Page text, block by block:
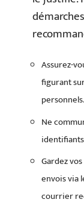
Assurez-
figurant
personnels.
Ne
identifiants
Gardez
envois via
courrier